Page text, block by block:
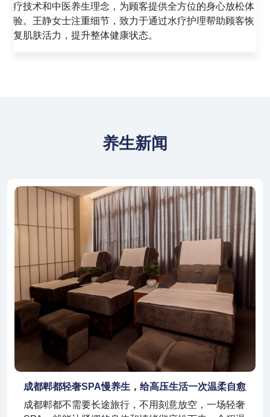
帮助顾客缓解足部疲劳，促进全身血液循环。赵敏女士注
重与顾客的沟通，善于根据顾客的反馈调整按摩力度，为
顾客提供舒适的足疗体验。
养生新闻
成都郫都轻奢SPA慢养生，给高压生活一次温柔自愈
成都郫都不需要长途旅行，不用刻意放空，一场轻奢